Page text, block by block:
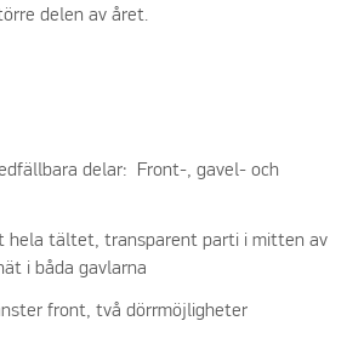
delen av året.
delar: Front-, gavel- och
hela tältet, transparent parti i mitten av
i båda gavlarna
front, två dörrmöjligheter